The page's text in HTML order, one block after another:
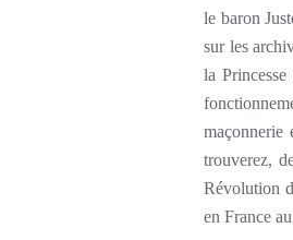
le baron
sur les
la
maçonnerie
trouverez,
Révolution
en France